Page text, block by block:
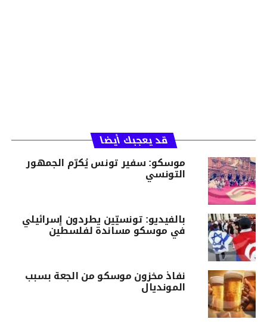
قد يعجبك أيضا
موسكو: سفير تونس يُكرّم الجمهور
التونسي
بالفيديو: تونسيّين يطردون إسرائيلي
في موسكو مساندة لفلسطين
نفاذ مخزون موسكو من الجعة بسبب
المونديال